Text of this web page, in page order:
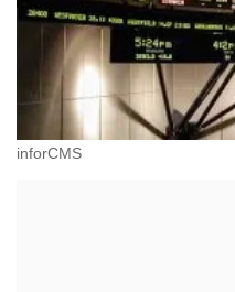
inforCMS